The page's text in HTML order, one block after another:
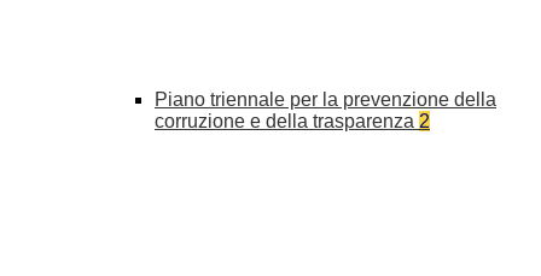
Piano triennale per la prevenzione della
corruzione e della trasparenza 2